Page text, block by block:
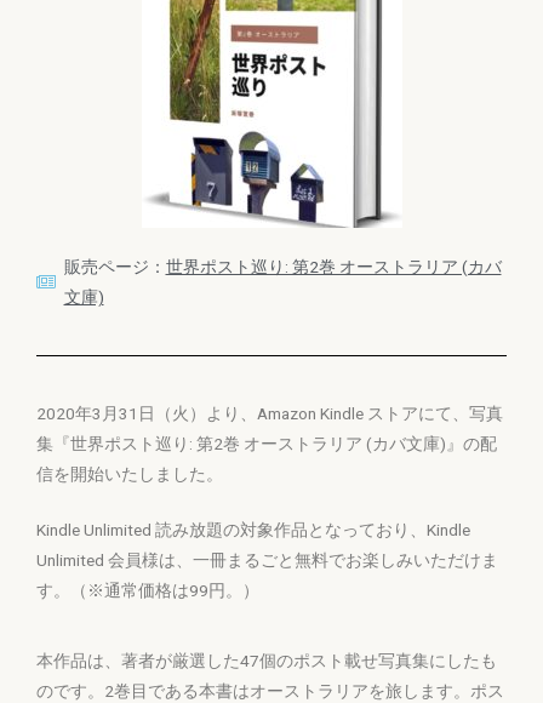
販売ページ： 世界ポスト巡り: 第2巻 オーストラリア (カバ
文庫)
2020年3月31日（火）より、Amazon Kindle ストアにて、写真
集『世界ポスト巡り: 第2巻 オーストラリア (カバ文庫)』の配
信を開始いたしました。
Kindle Unlimited 読み放題の対象作品となっており、Kindle
Unlimited 会員様は、一冊まるごと無料でお楽しみいただけま
す。（※通常価格は99円。）
本作品は、著者が厳選した47個のポスト載せ写真集にしたも
のです。2巻目である本書はオーストラリアを旅します。ポス